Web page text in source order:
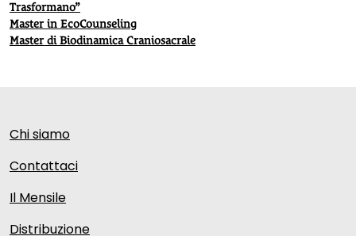
Trasformano”
Master in EcoCounseling
Master di Biodinamica Craniosacrale
Chi siamo
Contattaci
Il Mensile
Distribuzione